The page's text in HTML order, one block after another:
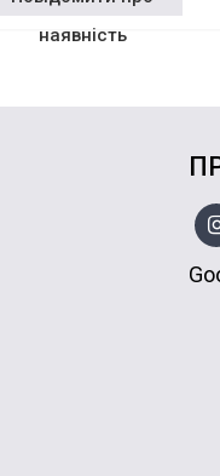
наявність